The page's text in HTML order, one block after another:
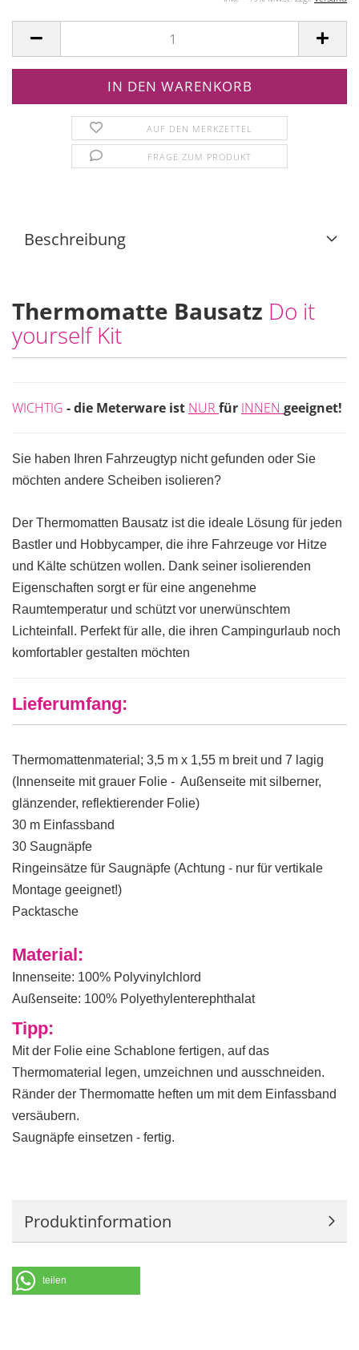
AUF DEN MERKZETTEL
FRAGE ZUM PRODUKT
Beschreibung
Thermomatte Bausatz Do it
yourself Kit
WICHTIG - die Meterware ist NUR für INNEN geeignet!
Sie haben Ihren Fahrzeugtyp nicht gefunden oder Sie
möchten andere Scheiben isolieren?
Der Thermomatten Bausatz ist die ideale Lösung für jeden
Bastler und Hobbycamper, die ihre Fahrzeuge vor Hitze
und Kälte schützen wollen. Dank seiner isolierenden
Eigenschaften sorgt er für eine angenehme
Raumtemperatur und schützt vor unerwünschtem
Lichteinfall. Perfekt für alle, die ihren Campingurlaub noch
komfortabler gestalten möchten
Lieferumfang:
Thermomattenmaterial; 3,5 m x 1,55 m breit und 7 lagig
(Innenseite mit grauer Folie - Außenseite mit silberner,
glänzender, reflektierender Folie)
30 m Einfassband
30 Saugnäpfe
Ringeinsätze für Saugnäpfe (Achtung - nur für vertikale
Montage geeignet!)
Packtasche
Material:
Innenseite: 100% Polyvinylchlord
Außenseite: 100% Polyethylenterephthalat
Tipp:
Mit der Folie eine Schablone fertigen, auf das
Thermomaterial legen, umzeichnen und ausschneiden.
Ränder der Thermomatte heften um mit dem Einfassband
versäubern.
Saugnäpfe einsetzen - fertig.
Produktinformation
teilen